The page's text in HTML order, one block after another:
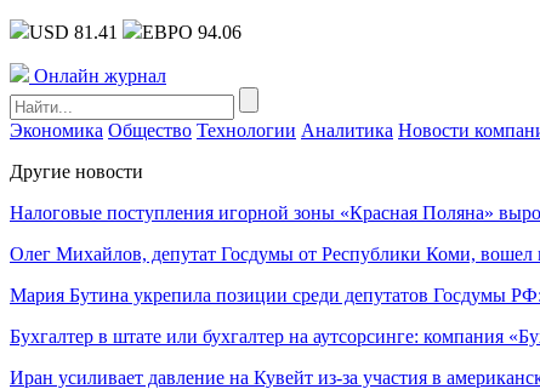
USD 81.41 ЕВРО 94.06
Онлайн журнал
Экономика Общество Технологии Аналитика Новости
Другие новости
Налоговые поступления игорной зоны «Красная Поляна»
Олег Михайлов, депутат Госдумы от Республики Коми, вошел
Мария Бутина укрепила позиции среди депутатов Госдумы
Бухгалтер в штате или бухгалтер на аутсорсинге: компания
Иран усиливает давление на Кувейт из-за участия в